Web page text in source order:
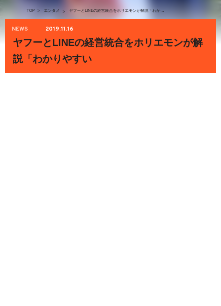
TOP > エンタメ > ヤフーとLINEの経営統合をホリエモンが解説「わかりやすい
NEWS 2019.11.16
ヤフーとLINEの経営統合をホリエモンが解
説「わかりやすい